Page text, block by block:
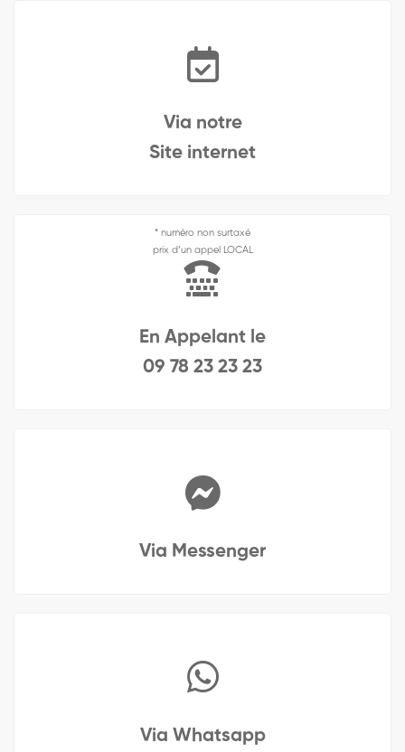
Via notre
Site internet
* numéro non surtaxé
prix d’un appel LOCAL
En Appelant le
09 78 23 23 23
Via Messenger
Via Whatsapp